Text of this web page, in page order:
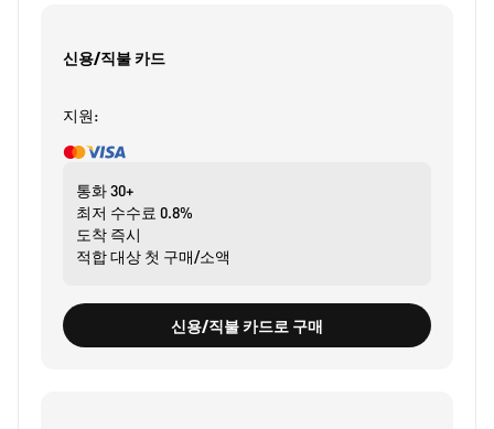
신용/직불 카드
지원:
통화30+
최저 수수료 0.8%
도착 즉시
적합 대상 첫 구매/소액
신용/직불 카드로 구매